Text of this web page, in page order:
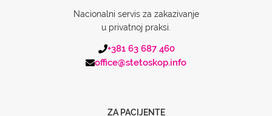
Nacionalni servis za zakazivanje
u privatnoj praksi.
+381 63 687 460
office@stetoskop.info
ZA PACIJENTE